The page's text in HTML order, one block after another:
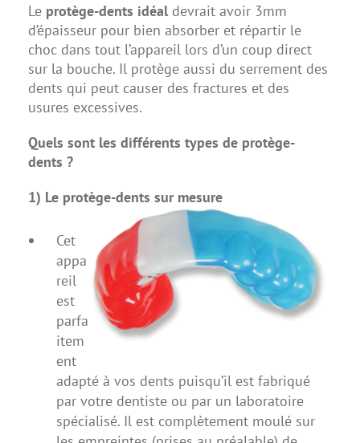
Le protège-dents idéaldevrait avoir 3mm
d’épaisseur pour bien absorber et répartir le
choc dans tout l’appareil lors d’un coup direct
sur la bouche. Il protège aussi du serrement des
dents qui peut causer des fractures et des
usures excessives.
Quels sont les différents types de protège-
dents ?
1) Le protège-dents sur mesure
Cet
appa
reil
est
parfa
item
ent
adapté à vos dents puisqu’il est fabriqué
par votre dentiste ou par un laboratoire
spécialisé. Il est complètement moulé sur